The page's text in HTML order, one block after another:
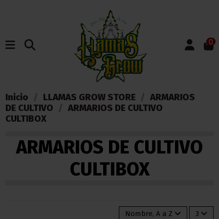
0
Inicio LLAMAS GROW STORE
ARMARIOS
DE CULTIVO
ARMARIOS DE CULTIVO
CULTIBOX
ARMARIOS DE CULTIVO
CULTIBOX
Nombre, A a Z 3